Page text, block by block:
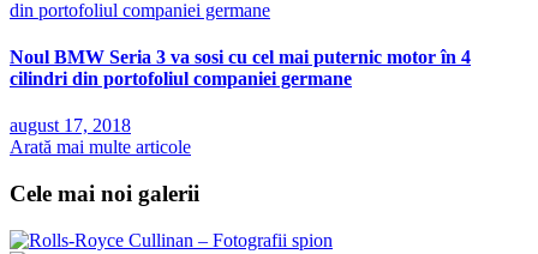
Noul BMW Seria 3 va sosi cu cel mai puternic motor în 4
cilindri din portofoliul companiei germane
august 17, 2018
Arată mai multe articole
Cele mai noi galerii